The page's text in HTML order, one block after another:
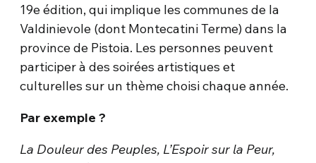
19e édition, qui implique les communes de la
Valdinievole (dont Montecatini Terme) dans la
province de Pistoia. Les personnes peuvent
participer à des soirées artistiques et
culturelles sur un thème choisi chaque année.
Par exemple ?
La Douleur des Peuples, L’Espoir sur la Peur,